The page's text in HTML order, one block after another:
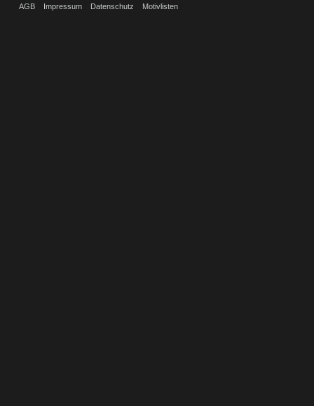
AGB Impressum Datenschutz Motivlisten